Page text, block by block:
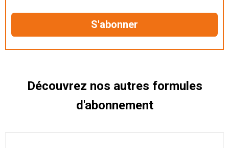
Le magazine TelQuel en numérique avant la sortie
Des informations confidentielles résérvées aux
Découvrez nos autres formules
d'abonnement